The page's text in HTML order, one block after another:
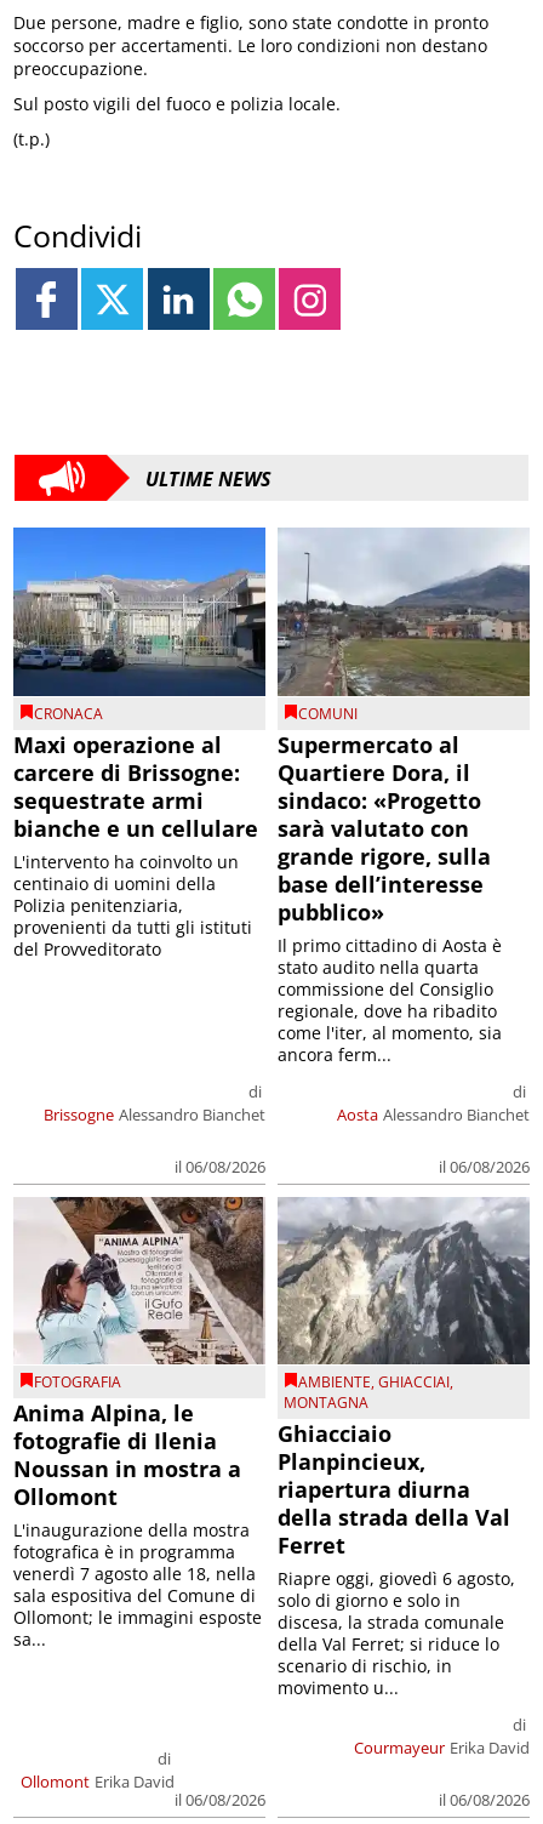
Due persone, madre e figlio, sono state condotte in pronto
soccorso per accertamenti. Le loro condizioni non destano
preoccupazione.
Sul posto vigili del fuoco e polizia locale.
(t.p.)
Condividi
ULTIME NEWS
CRONACA
Maxi operazione al
carcere di Brissogne:
sequestrate armi
bianche e un cellulare
Brissogne
di
Alessandro Bianchet
il 06/08/2026
L'intervento ha coinvolto un
centinaio di uomini della
Polizia penitenziaria,
provenienti da tutti gli istituti
del Provveditorato
COMUNI
Supermercato al
Quartiere Dora, il
sindaco: «Progetto
sarà valutato con
grande rigore, sulla
base dell’interesse
pubblico»
Aosta
di
Alessandro Bianchet
il 06/08/2026
Il primo cittadino di Aosta è
stato audito nella quarta
commissione del Consiglio
regionale, dove ha ribadito
come l'iter, al momento, sia
ancora ferm...
FOTOGRAFIA
Anima Alpina, le
fotografie di Ilenia
Noussan in mostra a
Ollomont
Ollomont
di
Erika David
il 06/08/2026
L'inaugurazione della mostra
fotografica è in programma
venerdì 7 agosto alle 18, nella
sala espositiva del Comune di
Ollomont; le immagini esposte
sa...
AMBIENTE,GHIACCIAI,
MONTAGNA
Ghiacciaio
Planpincieux,
riapertura diurna
della strada della Val
Ferret
Courmayeur
di
Erika David
il 06/08/2026
Riapre oggi, giovedì 6 agosto,
solo di giorno e solo in
discesa, la strada comunale
della Val Ferret; si riduce lo
scenario di rischio, in
movimento u...